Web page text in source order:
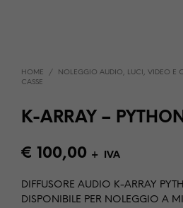
HOME / NOLEGGIO AUDIO, LUCI, VIDEO E
CASSE
K-ARRAY –
€ 100,00 + IVA
DIFFUSORE AUDIO K-ARRAY
DISPONIBILE PER NOLEGGIO A